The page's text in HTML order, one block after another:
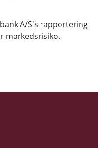
A/S's rapportering
markedsrisiko.